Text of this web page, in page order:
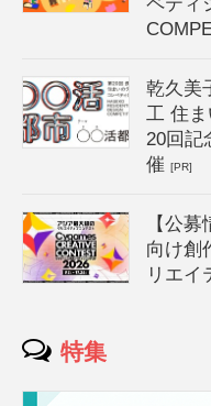
乾久美
工 住
20回記
催[PR]
【公
向け創
リエイ
特集